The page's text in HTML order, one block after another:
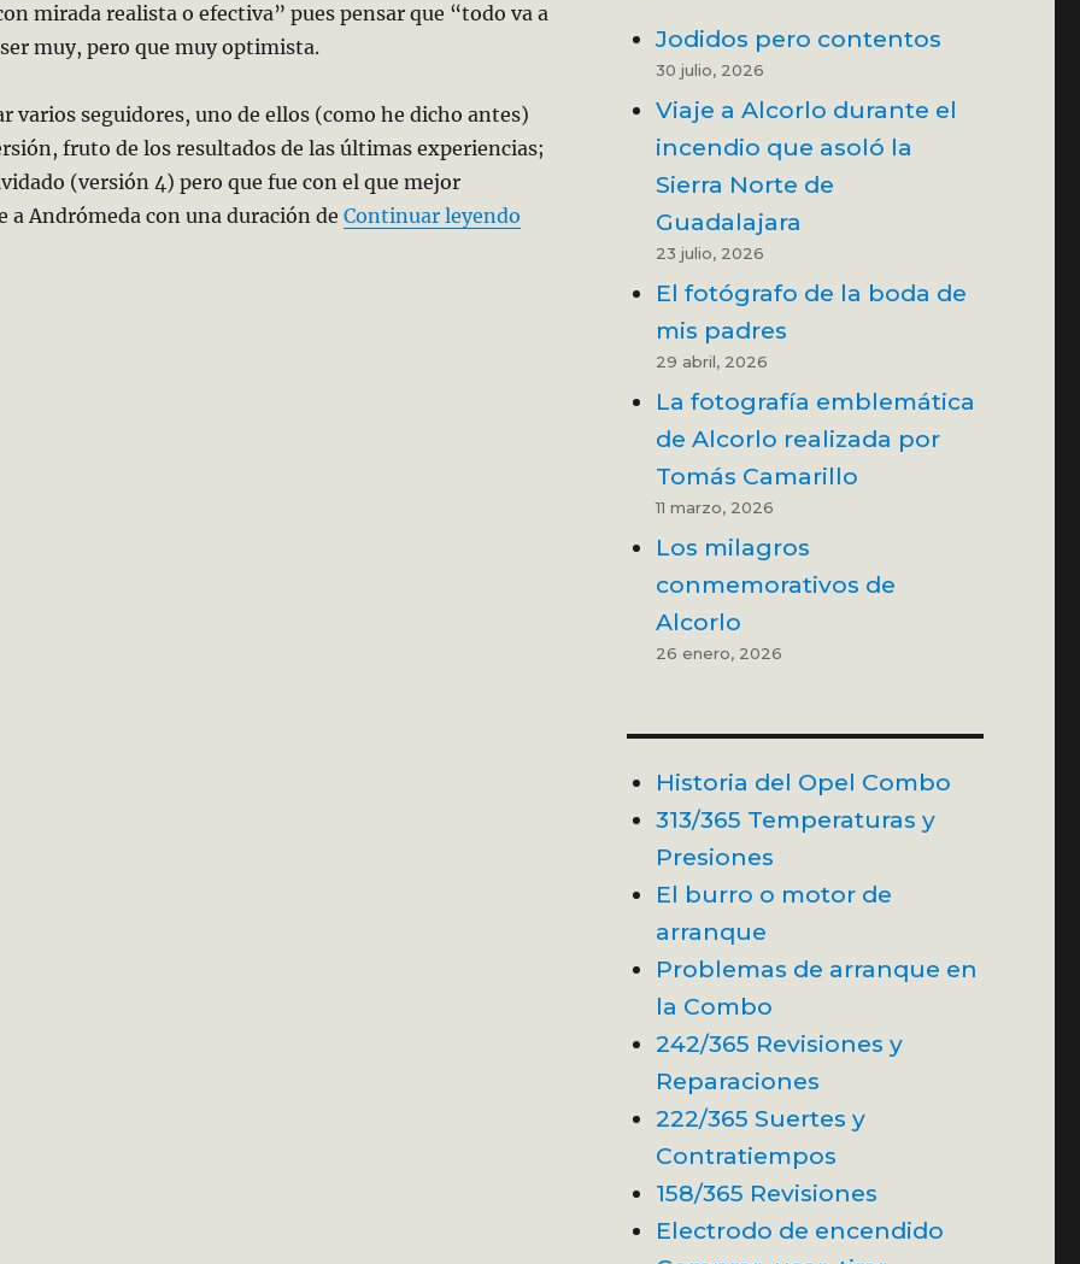
mirada realista o efectiva” pues pensar que “todo va a
muy, pero que muy optimista.
varios seguidores, uno de ellos (como he dicho antes)
fruto de los resultados de las últimas experiencias;
(versión 4) pero que fue con el que mejor
a Andrómeda con una duración de Continuar leyendo«Cuando todo puede salir mal»
Jodidos pero contentos
30 julio, 2026
Viaje a Alcorlo durante el
incendio que asoló la
Sierra Norte de
Guadalajara
23 julio, 2026
El fotógrafo de la boda de
mis padres
29 abril, 2026
La fotografía emblemática
de Alcorlo realizada por
Tomás Camarillo
11 marzo, 2026
Los milagros
conmemorativos de
Alcorlo
26 enero, 2026
Historia del Opel Combo
313/365 Temperaturas y
Presiones
El burro o motor de
arranque
Problemas de arranque en
la Combo
242/365 Revisiones y
Reparaciones
222/365 Suertes y
Contratiempos
158/365 Revisiones
Electrodo de encendido